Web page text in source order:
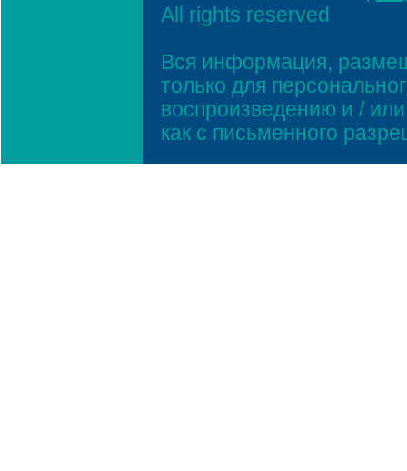
All rights reserved
Вся информация,
только для
воспроизведению и /
как с письменного